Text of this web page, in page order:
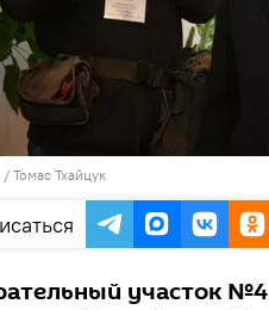
Томас Тхайцук
участок